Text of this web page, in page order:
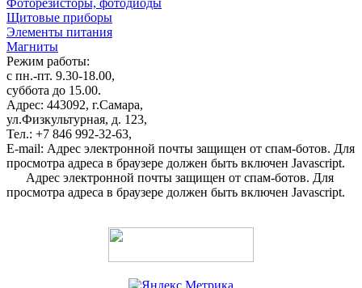
Щитовые приборы
Элементы питания
Магниты
Режим работы:
с пн.-пт. 9.30-18.00,
суббота до 15.00.
Адрес: 443092, г.Самара,
ул.Физкультурная, д. 123,
Тел.: +7 846 992-32-63,
E-mail: Адрес электронной почты защищен от спам-ботов. Для
просмотра адреса в браузере должен быть включен Javascript.
Адрес электронной почты защищен от спам-ботов. Для
просмотра адреса в браузере должен быть включен Javascript.